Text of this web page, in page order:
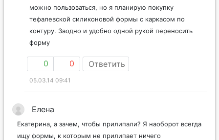
можно пользоваться, но я планирую покупку
тефалевской силиконовой формы с каркасом по
контуру. Заодно и удобно одной рукой переносить
форму
0 0 Ответить
05.03.14 09:41
Елена
Екатерина, а зачем, чтобы прилипали? Я наоборот всегда
ищу формы, к которым не прилипает ничего